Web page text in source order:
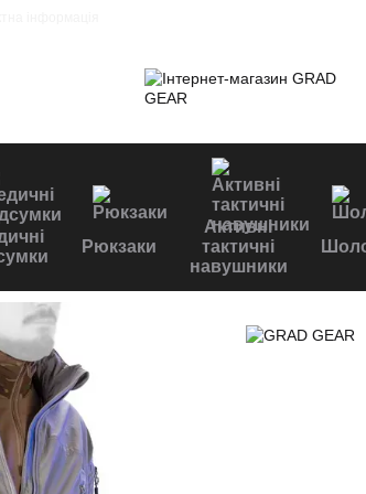
Рюкзаки
Активні
тактичні
навушники